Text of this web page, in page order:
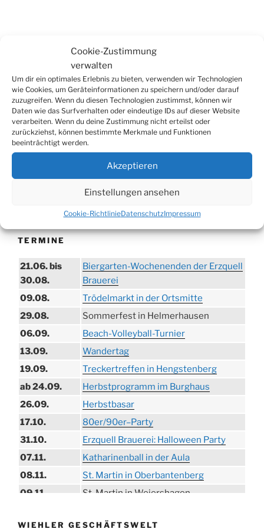
Cookie-Zustimmung
verwalten
Um dir ein optimales Erlebnis zu bieten, verwenden wir Technologien
wie Cookies, um Geräteinformationen zu speichern und/oder darauf
zuzugreifen. Wenn du diesen Technologien zustimmst, können wir
Daten wie das Surfverhalten oder eindeutige IDs auf dieser Website
verarbeiten. Wenn du deine Zustimmung nicht erteilst oder
zurückziehst, können bestimmte Merkmale und Funktionen
beeinträchtigt werden.
Akzeptieren
Einstellungen ansehen
Cookie-RichtlinieDatenschutzImpressum
WERBUNG
TERMINE
21.06. bis
30.08.
Biergarten-Wochenenden der Erzquell
Brauerei
09.08.
Trödelmarkt in der Ortsmitte
29.08.
Sommerfest in Helmerhausen
06.09.
Beach-Volleyball-Turnier
13.09.
Wandertag
19.09.
Treckertreffen in Hengstenberg
ab 24.09.
Herbstprogramm im Burghaus
26.09.
Herbstbasar
17.10.
80er/90er–Party
31.10.
Erzquell Brauerei: Halloween Party
07.11.
Katharinenball in der Aula
08.11.
St. Martin in Oberbantenberg
09.11.
St. Martin in Weiershagen
WIEHLER GESCHÄFTSWELT